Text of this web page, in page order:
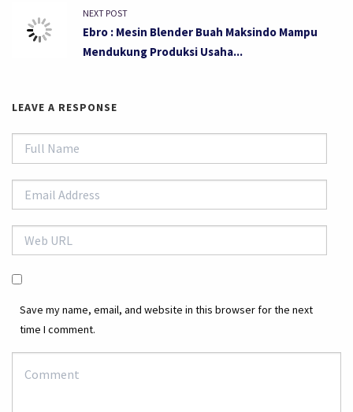
NEXT POST
Ebro : Mesin Blender Buah Maksindo Mampu
Mendukung Produksi Usaha...
LEAVE A RESPONSE
Save my name, email, and website in this browser for the next
time I comment.